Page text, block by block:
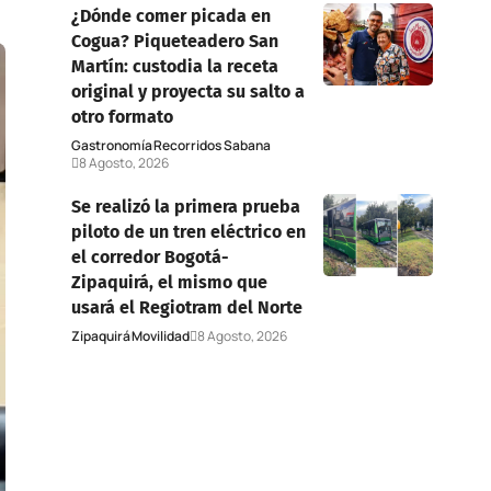
¿Dónde comer picada en
Cogua? Piqueteadero San
Martín: custodia la receta
original y proyecta su salto a
otro formato
GastronomíaRecorridos Sabana
8 Agosto, 2026
Se realizó la primera prueba
piloto de un tren eléctrico en
el corredor Bogotá-
Zipaquirá, el mismo que
usará el Regiotram del Norte
ZipaquiráMovilidad 8 Agosto, 2026